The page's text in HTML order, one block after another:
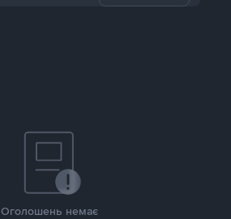
Оголошень немає